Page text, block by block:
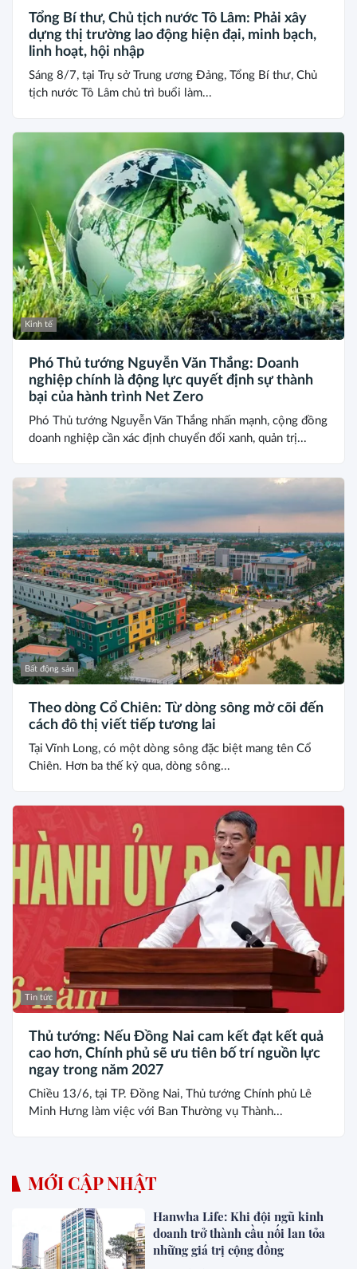
Tổng Bí thư, Chủ tịch nước Tô Lâm: Phải xây
dựng thị trường lao động hiện đại, minh bạch,
linh hoạt, hội nhập
Sáng 8/7, tại Trụ sở Trung ương Đảng, Tổng Bí thư, Chủ
tịch nước Tô Lâm chủ trì buổi làm...
Kinh tế
Phó Thủ tướng Nguyễn Văn Thắng: Doanh
nghiệp chính là động lực quyết định sự thành
bại của hành trình Net Zero
Phó Thủ tướng Nguyễn Văn Thắng nhấn mạnh, cộng đồng
doanh nghiệp cần xác định chuyển đổi xanh, quản trị...
Bất động sản
Theo dòng Cổ Chiên: Từ dòng sông mở cõi đến
cách đô thị viết tiếp tương lai
Tại Vĩnh Long, có một dòng sông đặc biệt mang tên Cổ
Chiên. Hơn ba thế kỷ qua, dòng sông...
Tin tức
Thủ tướng: Nếu Đồng Nai cam kết đạt kết quả
cao hơn, Chính phủ sẽ ưu tiên bố trí nguồn lực
ngay trong năm 2027
Chiều 13/6, tại TP. Đồng Nai, Thủ tướng Chính phủ Lê
Minh Hưng làm việc với Ban Thường vụ Thành...
MỚI CẬP NHẬT
Hanwha Life: Khi đội ngũ kinh
doanh trở thành cầu nối lan tỏa
những giá trị cộng đồng